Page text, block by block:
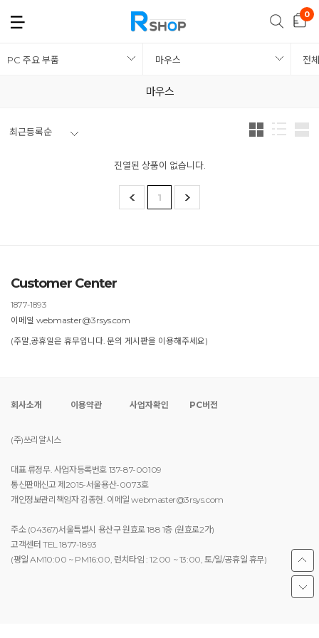
PC 주요 부품 마우스 전
마우스
최근등록순
진열된 상품이 없습니다.
1
Customer Center
1877-1893
이메일 webmaster@3rsys.com
(주말,공휴일은 휴무입니다. 문의 게시판을 이용해주세요)
회사소개 이용약관 사업자확인 PC버전
(주)쓰리알시스
대표 류정무. 사업자등록번호 137-87-00109
통신판매신고 제2015-서울용산-0073호
개인정보관리책임자 김종현. 이메일 webmaster@3rsys.com
주소 (04367)서울특별시 용산구 원효로 188 1층 (원효로2가)
고객센터 TEL 1877-1893
(평일 AM10:00 ~ PM16:00, 런치타임 : 12:00 ~ 13:00, 토/일/공휴일 휴무)